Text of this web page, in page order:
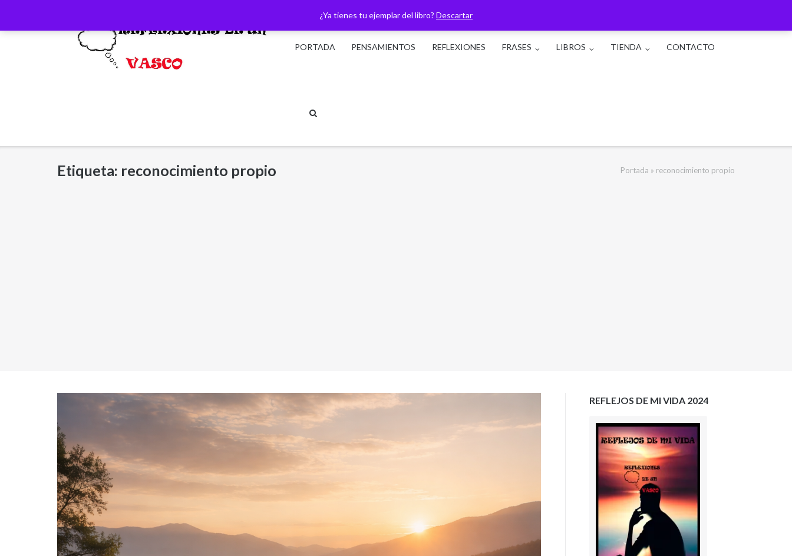
¿Ya tienes tu ejemplar del libro? Descartar
PORTADA
PENSAMIENTOS REFLEXIONES FRASES LIBROS TIENDA CONTACTO
Etiqueta: reconocimiento propio Portada » reconocimiento propio
REFLEJOS DE MI VIDA 2024